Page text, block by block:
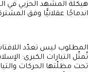
هيكلة المشهد الحزبي في
اندماجًا عقلانيًّا وفق
المطلوب ليس تعدّد
تُمثّل التيارات الكبرى:
تحت مظلّتها الحركات